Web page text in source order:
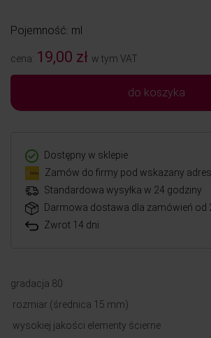
Pojemność: ml
cena: 19,00 zł w tym VAT
do koszyka
Dostępny w sklepie
Zamów do firmy pod wskazany adres
Standardowa wysyłka w 24 godziny
Darmowa dostawa dla zamówień od
Zwrot 14 dni
gradacja 80
rozmiar (średnica 15 mm)
wysokiej jakości elementy ścierne